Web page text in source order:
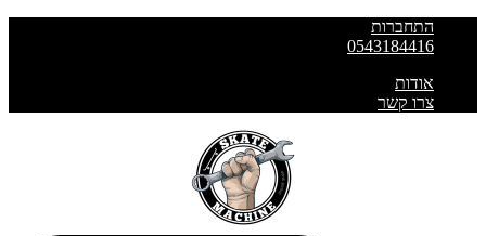
התחברות
0543184416
אודות
צרו קשר